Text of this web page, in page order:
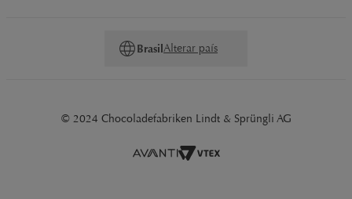
BrasilAlterar país
© 2024 Chocoladefabriken Lindt & Sprüngli AG